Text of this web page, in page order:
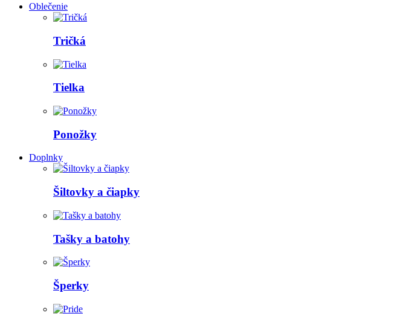
Oblečenie
Tričká
Tielka
Ponožky
Doplnky
Šiltovky a čiapky
Tašky a batohy
Šperky